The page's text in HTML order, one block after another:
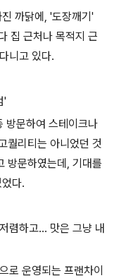
까닭에, '도장깨기'
집 근처나 목적지 근
니고 있다.
'
방문하여 스테이크나
퀄리티는 아니었던 것
방문하였는데, 기대를
다.
렴하고... 맛은 그냥 내
로 운영되는 프랜차이